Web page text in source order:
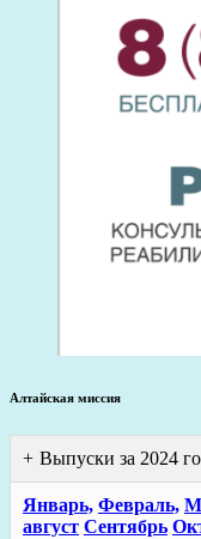
Алтайская миссия
Выпуски за 2024
Январь, Февраль,
август Сентябрь